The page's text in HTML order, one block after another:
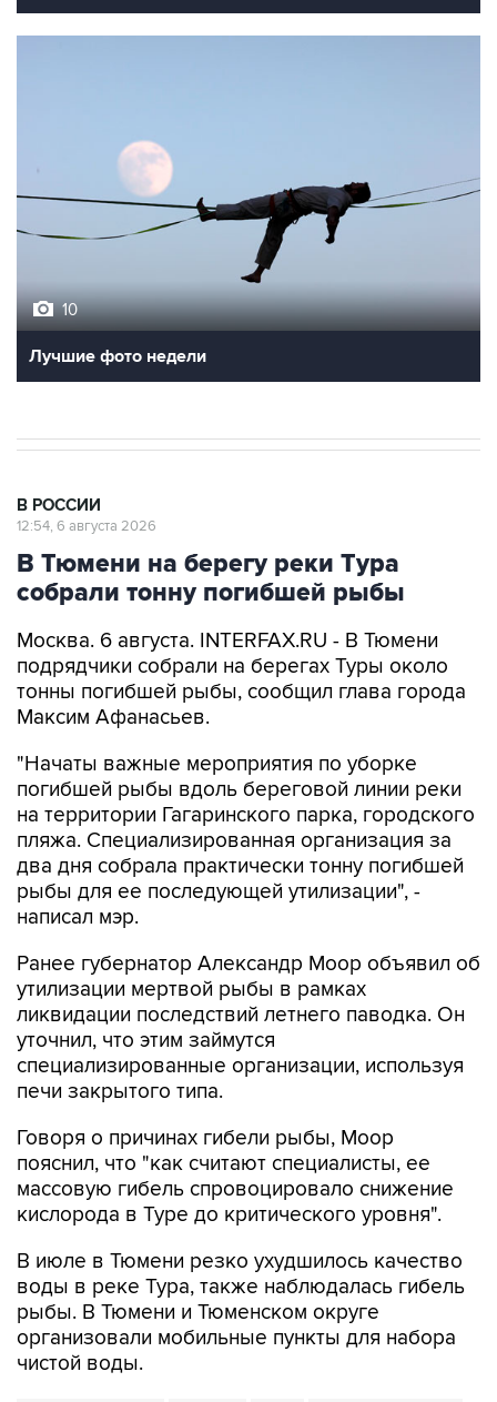
10
Лучшие фото недели
В РОССИИ
12:54, 6 августа 2026
В Тюмени на берегу реки Тура
собрали тонну погибшей рыбы
Москва. 6 августа. INTERFAX.RU - В Тюмени
подрядчики собрали на берегах Туры около
тонны погибшей рыбы, сообщил глава города
Максим Афанасьев.
"Начаты важные мероприятия по уборке
погибшей рыбы вдоль береговой линии реки
на территории Гагаринского парка, городского
пляжа. Специализированная организация за
два дня собрала практически тонну погибшей
рыбы для ее последующей утилизации", -
написал мэр.
Ранее губернатор Александр Моор объявил об
утилизации мертвой рыбы в рамках
ликвидации последствий летнего паводка. Он
уточнил, что этим займутся
специализированные организации, используя
печи закрытого типа.
Говоря о причинах гибели рыбы, Моор
пояснил, что "как считают специалисты, ее
массовую гибель спровоцировало снижение
кислорода в Туре до критического уровня".
В июле в Тюмени резко ухудшилось качество
воды в реке Тура, также наблюдалась гибель
рыбы. В Тюмени и Тюменском округе
организовали мобильные пункты для набора
чистой воды.